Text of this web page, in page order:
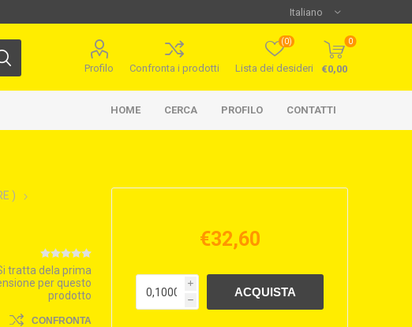
Profilo Confronta i prodotti Lista dei desideri
(0) 0
€0,00
HOME CERCA PROFILO CONTATTI
)
tratta dela prima
per questo
prodotto
CONFRONTA
€32,60
i
h